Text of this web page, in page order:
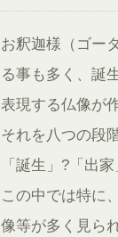
お釈迦様（ゴー
る事も多く、誕
表現する仏像が
それを八つの段
「誕生」?「出
この中では特に
像等が多く見ら